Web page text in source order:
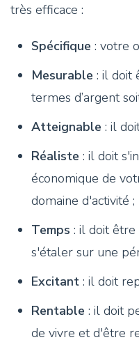
très efficace :
Spécifique : votre
Mesurable : il doit
termes d’argent
Atteignable : il
Réaliste : il doit
économique de
domaine d'activité ;
Temps : il doit
s'étaler sur une
Excitant : il doit
Rentable : il doit
de vivre et d'être